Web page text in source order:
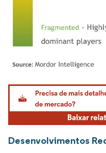
Imagem © Mordor Intelligence. O
Desenvolvimentos